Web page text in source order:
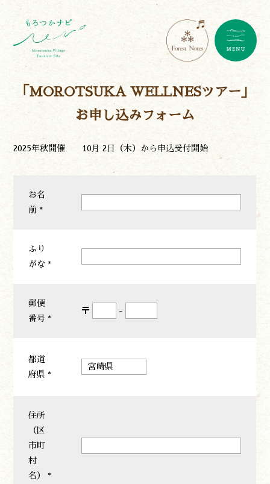
「MOROTSUKA WELLNESツアー」
お申し込みフォーム
2025年秋開催 10月 2日（木）から申込受付開始
お名
前 *
ふり
がな *
郵便
番号 *
〒 -
都道
府県 *
住所
（区
市町
村
名） *